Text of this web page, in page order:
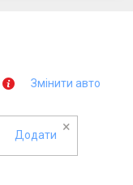
Змінити авто
Додати
×